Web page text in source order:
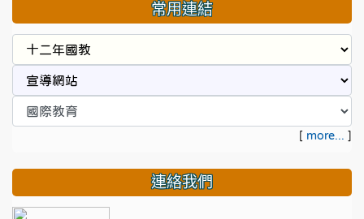
常用連結
[ more... ]
連絡我們